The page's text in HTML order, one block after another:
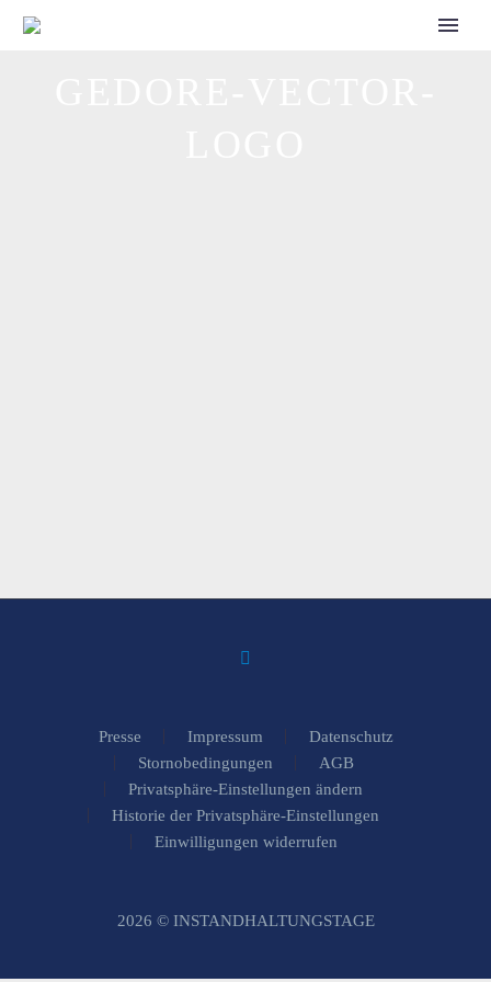
Presse Impressum
Datenschutz
Stornobedingungen
AGB
Privatsphäre-Einstellungen ändern
Historie der Privatsphäre-Einstellungen
Einwilligungen widerrufen
2026 © INSTANDHALTUNGSTAGE